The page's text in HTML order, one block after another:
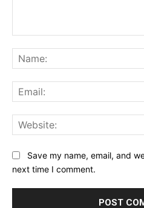
Save my name, email, and
next time I comment.